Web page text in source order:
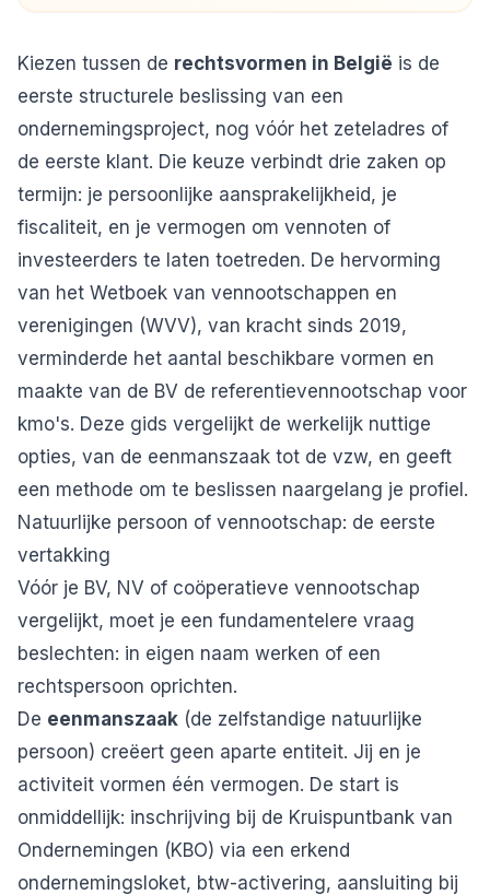
Kiezen tussen de rechtsvormen in België is de
eerste structurele beslissing van een
ondernemingsproject, nog vóór het zeteladres of
de eerste klant. Die keuze verbindt drie zaken op
termijn: je persoonlijke aansprakelijkheid, je
fiscaliteit, en je vermogen om vennoten of
investeerders te laten toetreden. De hervorming
van het Wetboek van vennootschappen en
verenigingen (WVV), van kracht sinds 2019,
verminderde het aantal beschikbare vormen en
maakte van de BV de referentievennootschap voor
kmo's. Deze gids vergelijkt de werkelijk nuttige
opties, van de eenmanszaak tot de vzw, en geeft
een methode om te beslissen naargelang je profiel.
Natuurlijke persoon of vennootschap: de eerste
vertakking
Vóór je BV, NV of coöperatieve vennootschap
vergelijkt, moet je een fundamentelere vraag
beslechten: in eigen naam werken of een
rechtspersoon oprichten.
De eenmanszaak (de zelfstandige natuurlijke
persoon) creëert geen aparte entiteit. Jij en je
activiteit vormen één vermogen. De start is
onmiddellijk: inschrijving bij de Kruispuntbank van
Ondernemingen (KBO) via een erkend
ondernemingsloket, btw-activering, aansluiting bij